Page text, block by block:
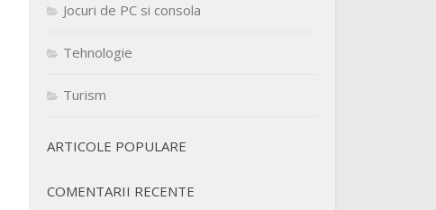
Jocuri de PC si consola
Tehnologie
Turism
ARTICOLE POPULARE
COMENTARII RECENTE